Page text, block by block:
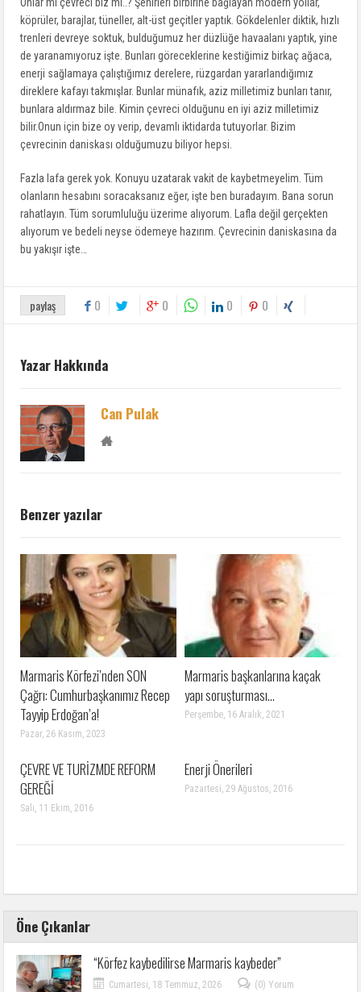
köprüler, barajlar, tüneller, alt-üst geçitler yaptık. Gökdelenler diktik, hızlı
trenleri devreye soktuk, bulduğumuz her düzlüğe havaalanı yaptık, yine
de yaranamıyoruz işte. Bunları göreceklerine kestiğimiz birkaç ağaca,
enerji sağlamaya çalıştığımız derelere, rüzgardan yararlandığımız
direklere kafayı takmışlar. Bunlar münafık, aziz milletimiz bunları tanır,
bunlara aldırmaz bile. Kimin çevreci olduğunu en iyi aziz milletimiz
bilir.Onun için bize oy verip, devamlı iktidarda tutuyorlar. Bizim
çevrecinin daniskası olduğumuzu biliyor hepsi.
Fazla lafa gerek yok. Konuyu uzatarak vakit de kaybetmeyelim. Tüm
olanların hesabını soracaksanız eğer, işte ben buradayım. Bana sorun
rahatlayın. Tüm sorumluluğu üzerime alıyorum. Lafla değil gerçekten
alıyorum ve bedeli neyse ödemeye hazırım. Çevrecinin daniskasına da
bu yakışır işte…
paylaş 0 0 0 0
Yazar Hakkında
Can Pulak
Benzer yazılar
Marmaris Körfezi’nden SON
Çağrı: Cumhurbaşkanımız Recep
Tayyip Erdoğan’a!
Pazar, 26 Kasım, 2023
Marmaris başkanlarına kaçak
yapı soruşturması…
Perşembe, 16 Aralık, 2021
ÇEVRE VE TURİZMDE REFORM
GEREĞİ
Salı, 11 Ekim, 2016
Enerji Önerileri
Pazartesi, 29 Ağustos, 2016
Öne Çıkanlar
“Körfez kaybedilirse Marmaris kaybeder”
Cumartesi, 18 Temmuz, 2026 (0) Yorum